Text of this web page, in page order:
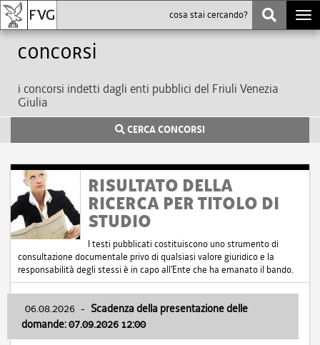
Concorsi
i concorsi indetti dagli enti pubblici del Friuli Venezia
Giulia
CERCA CONCORSI
RISULTATO DELLA
RICERCA PER TITOLO DI
STUDIO
I testi pubblicati costituiscono uno strumento di
consultazione documentale privo di qualsiasi valore giuridico e la
responsabilità degli stessi è in capo all'Ente che ha emanato il bando.
06.08.2026 - Scadenza della presentazione delle
domande: 07.09.2026 12:00